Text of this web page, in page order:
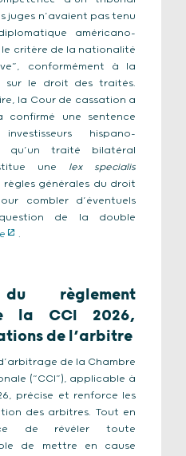
juges n’avaient pas tenu
américano-
critère de la nationalité
conformément à la
sur le droit des traités.
la Cour de cassation a
une sentence
hispano-
qu’un traité bilatéral
une lex specialis
générales du droit
combler d’éventuels
de la double
.
du règlement
la CCI 2026,
de l’arbitre
de la Chambre
(“CCI”), applicable à
précise et renforce les
des arbitres. Tout en
de révéler toute
de mettre en cause